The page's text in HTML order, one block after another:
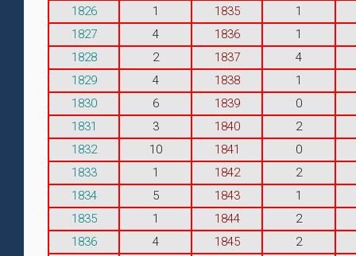
1826
1 1835
1
1827
4 1836
1
1828
2 1837
4
1829
4 1838
1
1830
6 1839
0
1831
3 1840
2
1832
10 1841
0
1833
1 1842
2
1834
5 1843
1
1835
1 1844
2
1836
4 1845
2